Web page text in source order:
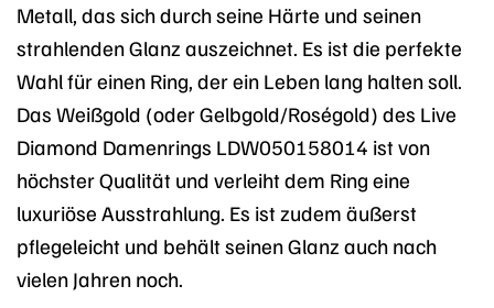
Metall, das sich durch seine Härte und seinen
strahlenden Glanz auszeichnet. Es ist die perfekte
Wahl für einen Ring, der ein Leben lang halten soll.
Das Weißgold (oder Gelbgold/Roségold) des Live
Diamond Damenrings LDW050158014 ist von
höchster Qualität und verleiht dem Ring eine
luxuriöse Ausstrahlung. Es ist zudem äußerst
pflegeleicht und behält seinen Glanz auch nach
vielen Jahren noch.